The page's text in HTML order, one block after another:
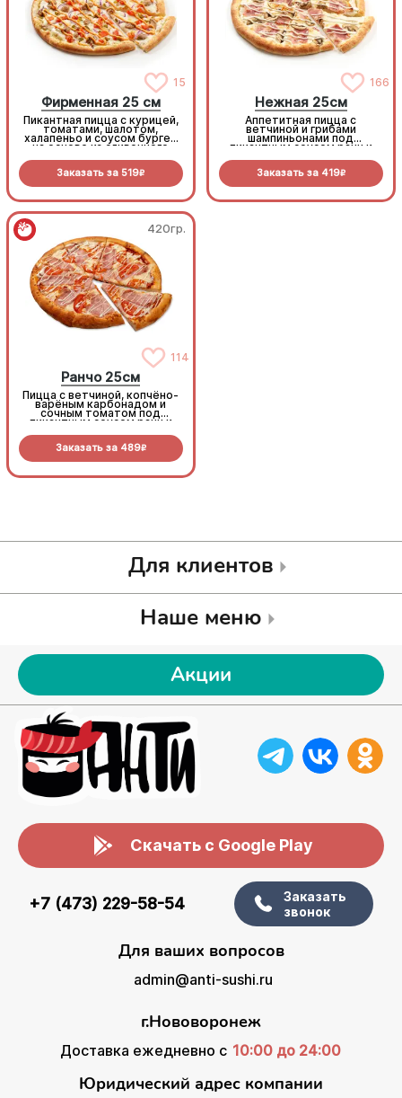
15
Фирменная 25 см
Пикантная пицца с курицей,
томатами, шалотом,
халапеньо и соусом бургер
на основе из сливочного
Заказать за 519R
166
Нежная 25см
Аппетитная пицца с
ветчиной и грибами
шампиньонами под
пикантным соусом ранч и
Заказать за 419R
420гр.
114
Ранчо 25см
Пицца с ветчиной, копчёно-
варёным карбонадом и
сочным томатом под
пикантным соусом ранч и
Заказать за 489R
Для клиентов
Наше меню
Акции
Скачать с Google Play
+7 (473) 229-58-54
Заказать
звонок
Для ваших вопросов
admin@anti-sushi.ru
г.Нововоронеж
Доставка ежедневно с 10:00 до 24:00
Юридический адрес компании